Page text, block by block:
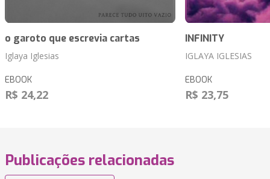
o garoto que escrevia cartas
Iglaya Iglesias
EBOOK
R$ 24,22
INFINITY
IGLAYA IGLESIAS
EBOOK
R$ 23,75
Publicações relacionadas